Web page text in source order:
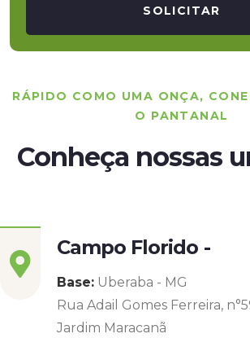
SOLICITAR
RÁPIDO COMO UMA ONÇA,
O PANTANAL
Conheça nossas
Campo Florido -
Base: Uberaba - MG
Rua Adail Gomes Ferreira,
Jardim Maracanã